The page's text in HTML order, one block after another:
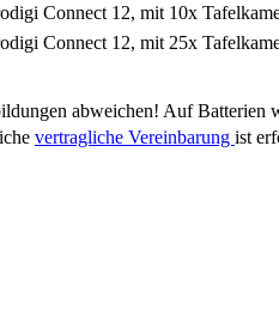
Connect 12, mit 10x
Connect 12, mit 25x
abweichen! Auf Batterien
vertragliche Vereinbarung ist